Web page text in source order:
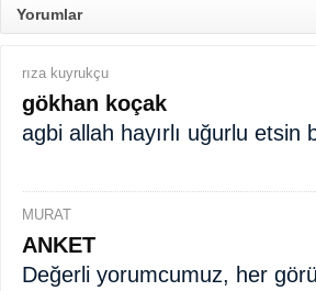
Yorumlar
rıza kuyrukçu
gökhan koçak
agbi allah hayırlı uğurlu etsin
MURAT
ANKET
Değerli yorumcumuz, her